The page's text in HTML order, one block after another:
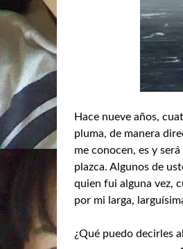
Hace nueve años,
pluma, de manera
me conocen, es y
plazca. Algunos de
quien fui alguna vez,
por mi larga,
¿Qué puedo decirles